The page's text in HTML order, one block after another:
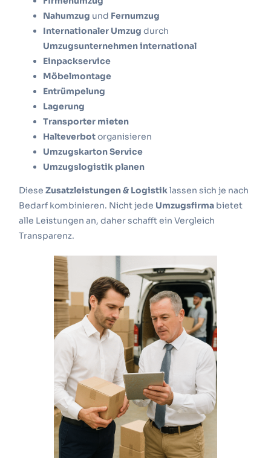
Nahumzug und Fernumzug
Internationaler Umzug durch
Umzugsunternehmen international
Einpackservice
Möbelmontage
Entrümpelung
Lagerung
Transporter mieten
Halteverbotorganisieren
Umzugskarton Service
Umzugslogistik planen
DieseZusatzleistungen & Logistiklassen sich je nach
Bedarf kombinieren. Nicht jede Umzugsfirma bietet
alle Leistungen an, daher schafft ein Vergleich
Transparenz.